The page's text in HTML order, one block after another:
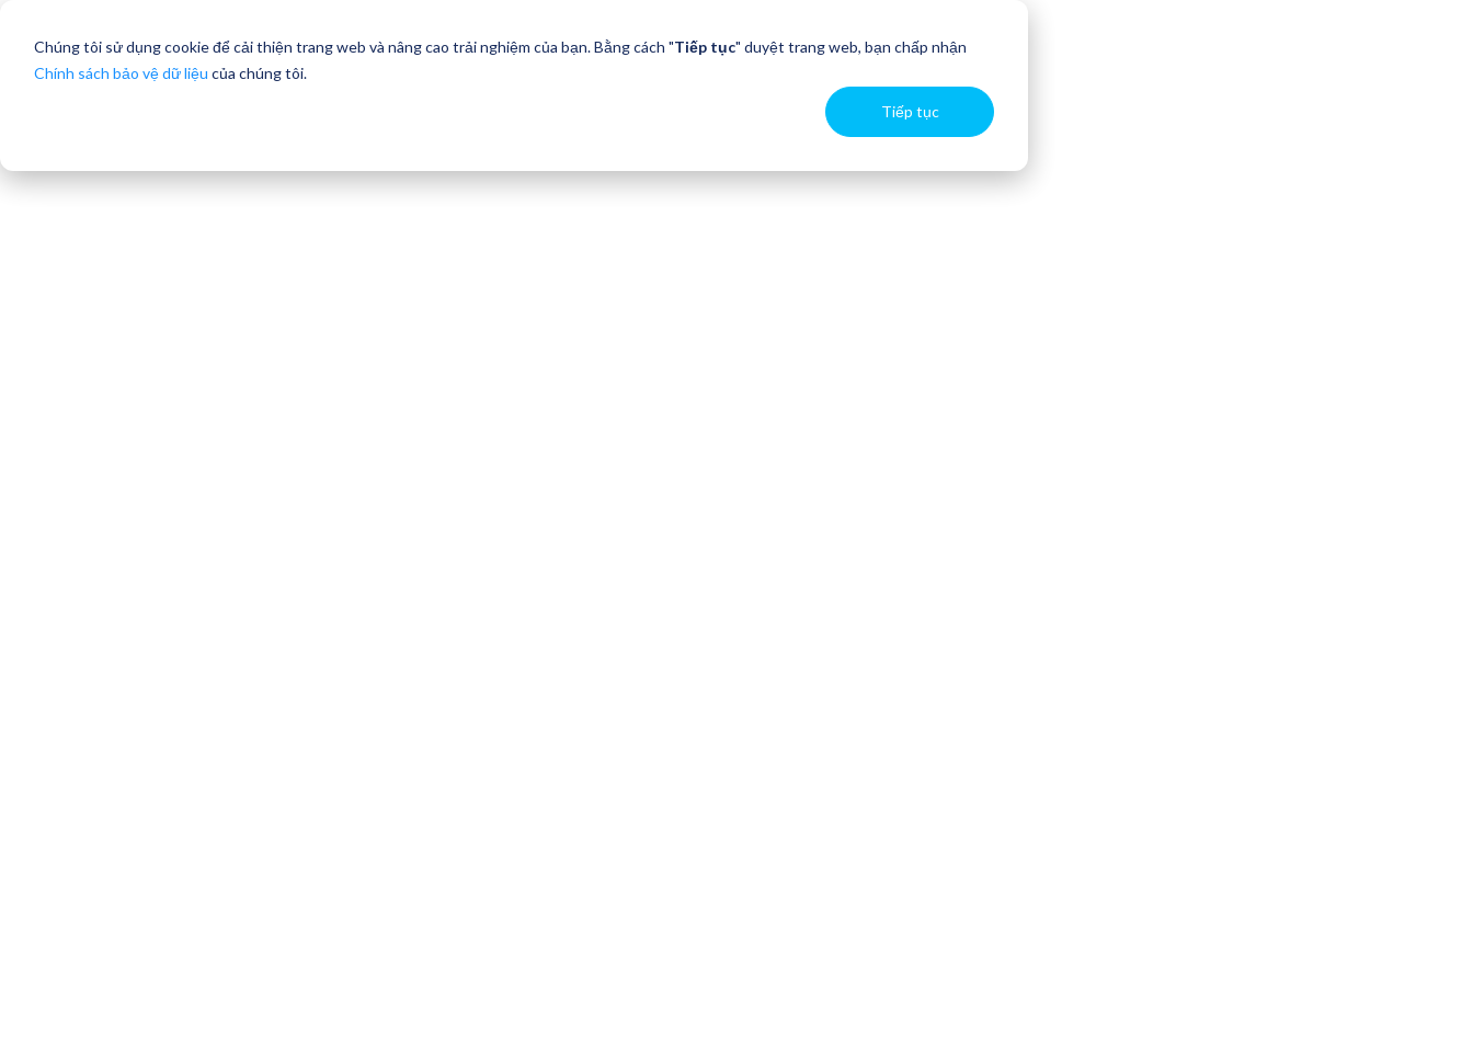
Chúng tôi sử dụng cookie để cải thiện trang web và nâng cao trải nghiệm của bạn. Bằng cách "Tiếp tục" duyệt trang web, bạn chấp nhận
Chính sách bảo vệ dữ liệu của chúng tôi.
Tiếp tục